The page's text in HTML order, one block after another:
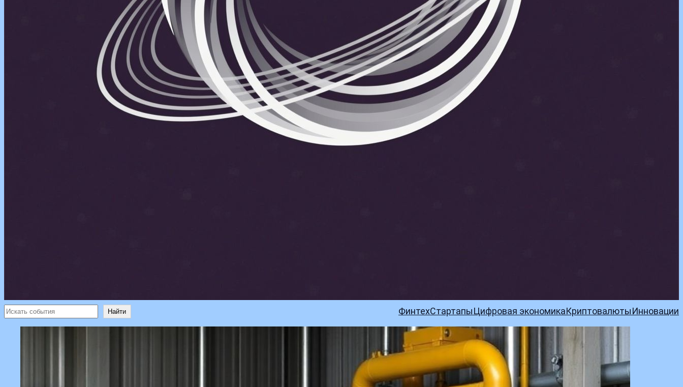
Поиск Найти ФинтехСтартапыЦифровая экономикаКриптовалютыИнновации